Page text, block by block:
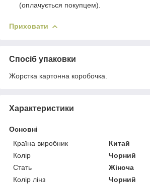
(оплачується покупцем).
Приховати
Спосіб упаковки
Жорстка картонна коробочка.
Характеристики
Основні
Країна виробник
Китай
Колір
Чорний
Стать
Жіноча
Колір лінз
Чорний